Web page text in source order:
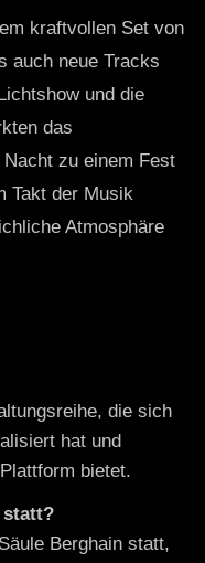
kraftvollen Set von
auch neue Tracks
und die
das
zu einem Fest
Takt der Musik
Atmosphäre
die sich
hat und
bietet.
statt?
Berghain statt,